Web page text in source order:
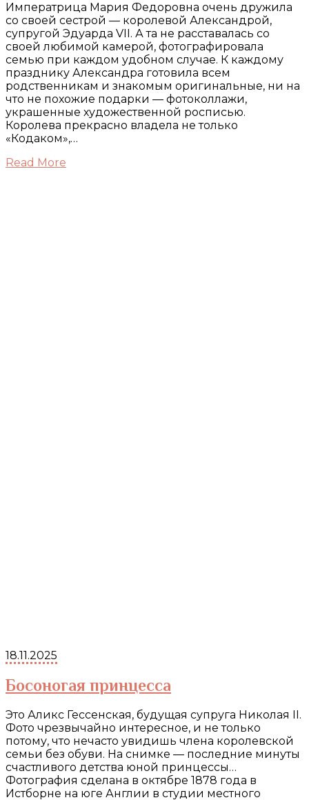
Императрица Мария Федоровна очень дружила
со своей сестрой — королевой Александрой,
супругой Эдуарда VII. А та не расставалась со
своей любимой камерой, фотографировала
семью при каждом удобном случае. К каждому
празднику Александра готовила всем
родственникам и знакомым оригинальные, ни на
что не похожие подарки — фотоколлажи,
украшенные художественной росписью.
Королева прекрасно владела не только
«Кодаком»,…
Read More
18.11.2025
Босоногая принцесса
Это Аликс Гессенская, будущая супруга Николая II.
Фото чрезвычайно интересное, и не только
потому, что нечасто увидишь члена королевской
семьи без обуви. На снимке — последние минуты
счастливого детства юной принцессы…
Фотография сделана в октябре 1878 года в
Истборне на юге Англии в студии местного